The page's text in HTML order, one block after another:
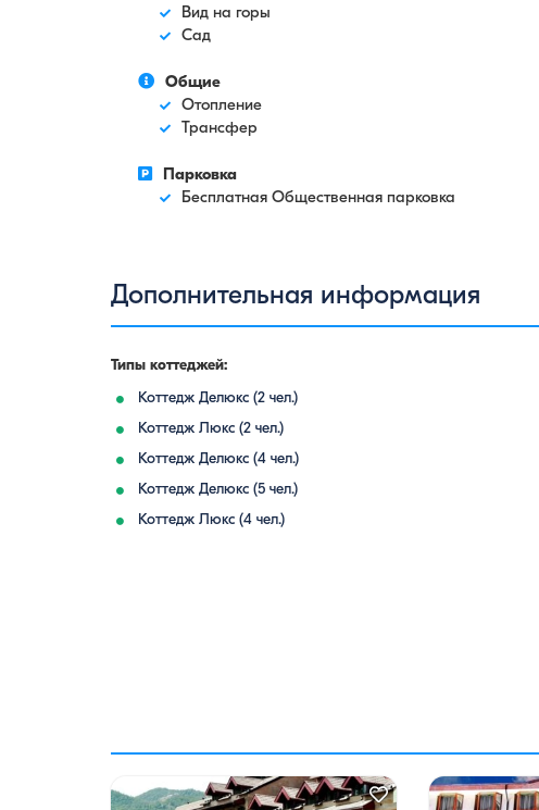
Вид на горы
Сад
Общие
Отопление
Трансфер
Парковка
Бесплатная Общественная парковка
Дополнительная информация
Типы коттеджей:
Коттедж Делюкс (2 чел.)
Коттедж Люкс (2 чел.)
Коттедж Делюкс (4 чел.)
Коттедж Делюкс (5 чел.)
Коттедж Люкс (4 чел.)